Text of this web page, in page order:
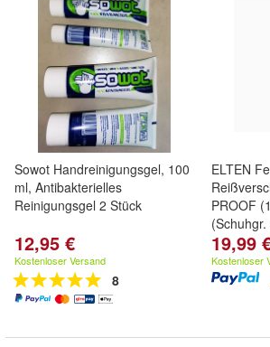
Sowot Handreinigungsgel, 100
ml, Antibakterielles
Reinigungsgel 2 Stück
12,95 €
Kostenloser Versand
8
ELTEN
PROOF
19,99
Kostenloser